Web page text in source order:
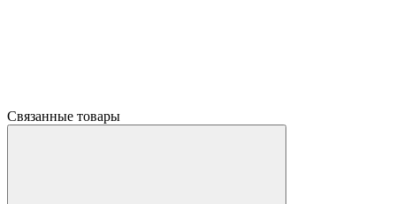
Связанные товары